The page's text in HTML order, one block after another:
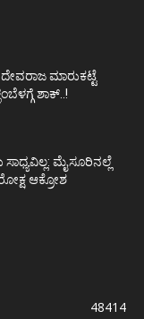
ಮಾರುಕಟ್ಟೆ
ಶಾಕ್..!
ಮೈಸೂರಿನಲ್ಲೆ
ಆಕ್ರೋಶ
48414